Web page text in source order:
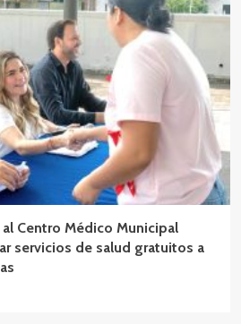
Centro Médico Municipal
servicios de salud gratuitos a